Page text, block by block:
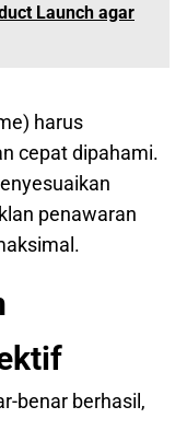
Launch agar
harus
cepat dipahami.
penawaran
benar berhasil,